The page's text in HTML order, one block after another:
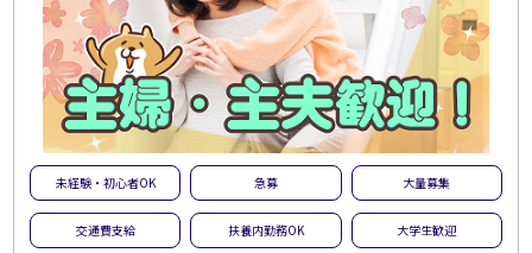
未経験・初心者OK 急募 大量募集
交通費支給 扶養内勤務OK 大学生歓迎